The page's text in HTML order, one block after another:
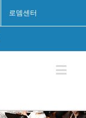
로뎀센터